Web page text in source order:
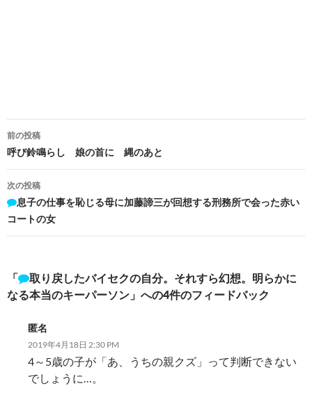
投
稿
ナ
ビ
ゲ
シ
ョ
前の投稿
呼び鈴鳴らし 娘の首に 縄のあと
次の投稿
息子の仕事を恥じる母に加藤諦三が回想する刑務所で会った赤い
コートの女
「
取り戻したバイセクの自分。それすら幻想。明らかに
なる本当のキーパーソン」への4件のフィードバック
匿名
2019年4月18日 2:30 PM
4～5歳の子が「あ、うちの親クズ」って判断できない
でしょうに…。